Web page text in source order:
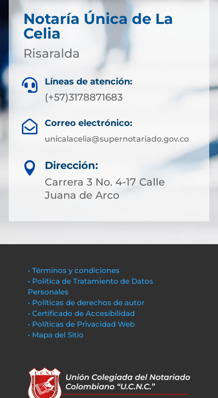
Notaría Única de La
Celia
Risaralda
 Líneas de atención:
(+57)3178871683
 Correo electrónico:
unicalacelia@supernotariado.gov.co

Dirección:
Carrera 3 No. 4-17 Calle
Juana de Arco
• Términos y condiciones
• Política de Tratamiento de Datos
Personales
• Políticas de derechos de autor
• Certificado de Accesibilidad
• Políticas de Privacidad Web
• Mapa del Sitio